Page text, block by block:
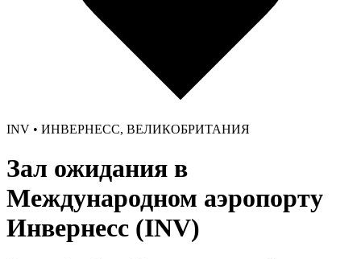
INV • ИНВЕРНЕСС, ВЕЛИКОБРИТАНИЯ
Зал ожидания в
Международном аэропорту
Инвернесс (INV)